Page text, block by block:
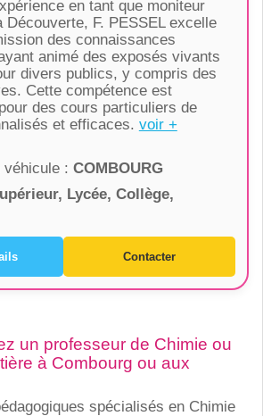
en tant que moniteur
Découverte, F. PESSEL excelle
des connaissances
animé des exposés vivants
divers publics, y compris des
Cette compétence est
des cours particuliers de
et efficaces. voir +
: COMBOURG
Lycée, Collège,
Contacter
un professeur de Chimie ou
à Combourg ou aux
spécialisés en Chimie